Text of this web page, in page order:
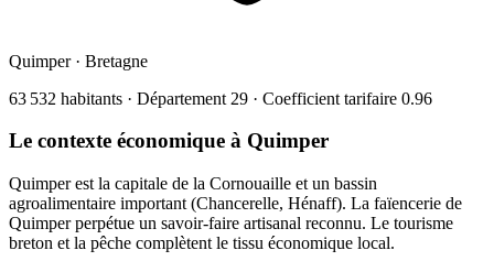
Quimper· Bretagne
63 532 habitants · Département 29 · Coefficient tarifaire 0.96
Le contexte économique à Quimper
Quimper est la capitale de la Cornouaille et un bassin
agroalimentaire important (Chancerelle, Hénaff). La faïencerie de
Quimper perpétue un savoir-faire artisanal reconnu. Le tourisme
breton et la pêche complètent le tissu économique local.